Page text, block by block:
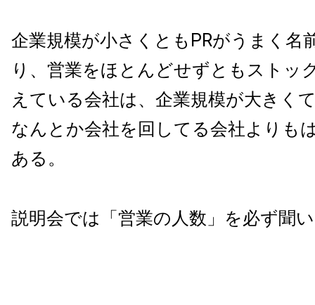
企業規模が小さくともPRがうまく名
り、営業をほとんどせずともストッ
えている会社は、企業規模が大きく
なんとか会社を回してる会社よりも
ある。
説明会では「営業の人数」を必ず聞